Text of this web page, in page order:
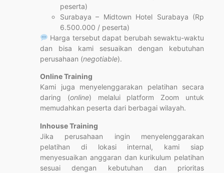
peserta)
Surabaya – Midtown Hotel Surabaya (Rp
6.500.000 / peserta)
Harga tersebut dapat berubah sewaktu-waktu
dan bisa kami sesuaikan dengan kebutuhan
perusahaan (negotiable).
Online Training
Kami juga menyelenggarakan pelatihan secara
daring (online) melalui platform Zoom untuk
memudahkan peserta dari berbagai wilayah.
Inhouse Training
Jika perusahaan ingin menyelenggarakan
pelatihan di lokasi internal, kami siap
menyesuaikan anggaran dan kurikulum pelatihan
sesuai dengan kebutuhan dan prioritas